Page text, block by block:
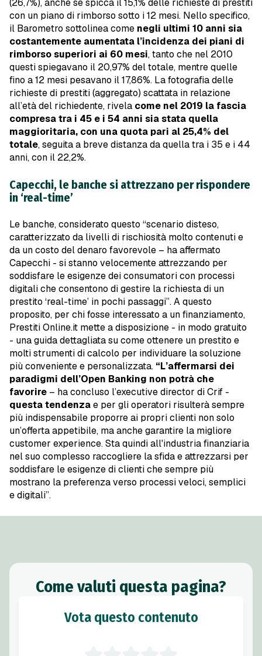
(26,7%), anche se spicca il 15,1% delle richieste di prestiti
con un piano di rimborso sotto i 12 mesi. Nello specifico,
il Barometro sottolinea come negli ultimi 10 anni sia
costantemente aumentata l’incidenza dei piani di
rimborso superiori ai 60 mesi, tanto che nel 2010
questi spiegavano il 20,97% del totale, mentre quelle
fino a 12 mesi pesavano il 17,86%. La fotografia delle
richieste di prestiti (aggregato) scattata in relazione
all’età del richiedente, rivela come nel 2019 la fascia
compresa tra i 45 e i 54 anni sia stata quella
maggioritaria, con una quota pari al 25,4% del
totale, seguita a breve distanza da quella tra i 35 e i 44
anni, con il 22,2%.
Capecchi, le banche si attrezzano per rispondere
in ‘real-time’
Le banche, considerato questo “scenario disteso,
caratterizzato da livelli di rischiosità molto contenuti e
da un costo del denaro favorevole – ha affermato
Capecchi - si stanno velocemente attrezzando per
soddisfare le esigenze dei consumatori con processi
digitali che consentono di gestire la richiesta di un
prestito ‘real-time’ in pochi passaggi”. A questo
proposito, per chi fosse interessato a un finanziamento,
Prestiti Online.it mette a disposizione - in modo gratuito
- una guida dettagliata su come ottenere un prestito e
molti strumenti di calcolo per individuare la soluzione
più conveniente e personalizzata. “L’affermarsi dei
paradigmi dell’Open Banking non potrà che
favorire – ha concluso l’executive director di Crif -
questa tendenzae per gli operatori risulterà sempre
più indispensabile proporre ai propri clienti non solo
un’offerta appetibile, ma anche garantire la migliore
customer experience. Sta quindi all'industria finanziaria
nel suo complesso raccogliere la sfida e attrezzarsi per
soddisfare le esigenze di clienti che sempre più
mostrano la preferenza verso processi veloci, semplici
e digitali”.
Come valuti questa pagina?
Vota questo contenuto